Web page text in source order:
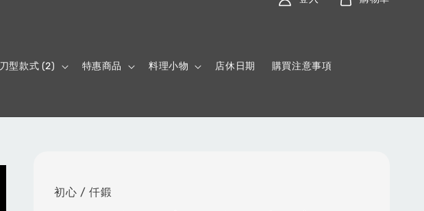
刀型款式 (2) 特惠商品 料理小物 店休日期 購買注意事項
初心 / 仟鍛